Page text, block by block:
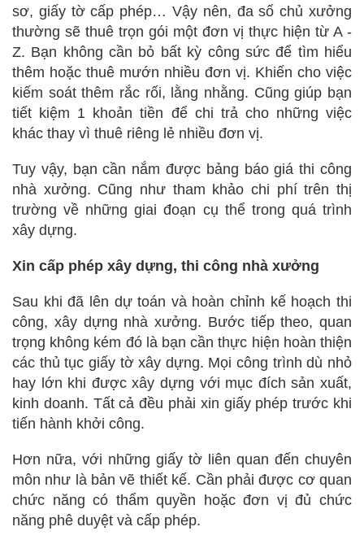
sơ, giấy tờ cấp phép… Vậy nên, đa số chủ xưởng
thường sẽ thuê trọn gói một đơn vị thực hiện từ A -
Z. Bạn không cần bỏ bất kỳ công sức để tìm hiểu
thêm hoặc thuê mướn nhiều đơn vị. Khiến cho việc
kiếm soát thêm rắc rối, lằng nhằng. Cũng giúp bạn
tiết kiệm 1 khoản tiền để chi trả cho những việc
khác thay vì thuê riêng lẻ nhiều đơn vị.
Tuy vậy, bạn cần nắm được bảng báo giá thi công
nhà xưởng. Cũng như tham khảo chi phí trên thị
trường về những giai đoạn cụ thể trong quá trình
xây dựng.
Xin cấp phép xây dựng, thi công nhà xưởng
Sau khi đã lên dự toán và hoàn chỉnh kế hoạch thi
công, xây dựng nhà xưởng. Bước tiếp theo, quan
trọng không kém đó là bạn cần thực hiện hoàn thiện
các thủ tục giấy tờ xây dựng. Mọi công trình dù nhỏ
hay lớn khi được xây dựng với mục đích sản xuất,
kinh doanh. Tất cả đều phải xin giấy phép trước khi
tiến hành khởi công.
Hơn nữa, với những giấy tờ liên quan đến chuyên
môn như là bản vẽ thiết kế. Cần phải được cơ quan
chức năng có thẩm quyền hoặc đơn vị đủ chức
năng phê duyệt và cấp phép.